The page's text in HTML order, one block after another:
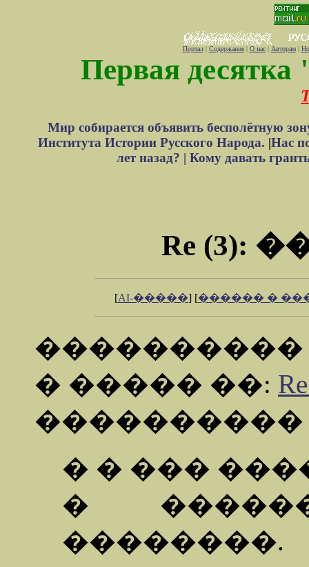
Портал| Содержание| О нас| Авторам|
Первая десятка
Мир собирается объявить бесполётную
Института Истории Русского Народа. |Нас
лет назад? | Кому давать
Re (3):
[AI-�����] [������ �
� ����� ��:
� � ���
�
��������.